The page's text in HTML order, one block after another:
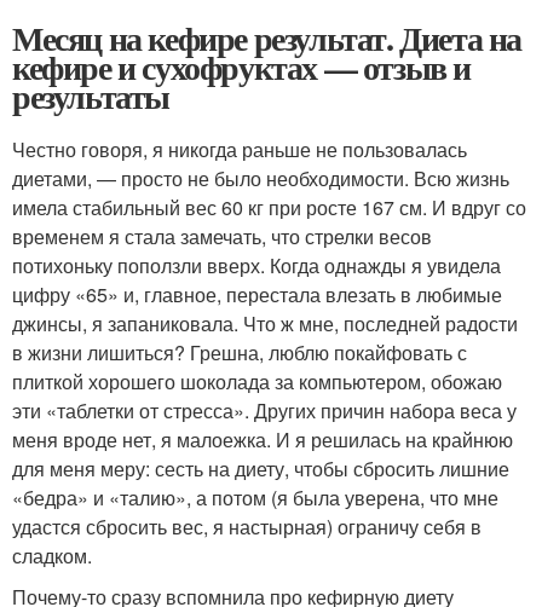
Месяц на кефире результат. Диета на
кефире и сухофруктах — отзыв и
результаты
Честно говоря, я никогда раньше не пользовалась
диетами, — просто не было необходимости. Всю жизнь
имела стабильный вес 60 кг при росте 167 см. И вдруг со
временем я стала замечать, что стрелки весов
потихоньку поползли вверх. Когда однажды я увидела
цифру «65» и, главное, перестала влезать в любимые
джинсы, я запаниковала. Что ж мне, последней радости
в жизни лишиться? Грешна, люблю покайфовать с
плиткой хорошего шоколада за компьютером, обожаю
эти «таблетки от стресса». Других причин набора веса у
меня вроде нет, я малоежка. И я решилась на крайнюю
для меня меру: сесть на диету, чтобы сбросить лишние
«бедра» и «талию», а потом (я была уверена, что мне
удастся сбросить вес, я настырная) ограничу себя в
сладком.
Почему-то сразу вспомнила про кефирную диету